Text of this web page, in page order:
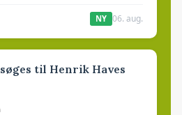
NY 06. aug.
til Henrik Haves